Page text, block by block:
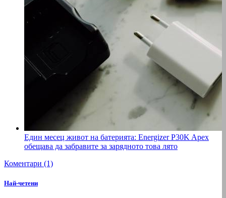
Един месец живот на батерията: Energizer P30K Apex
обещава да забравите за зарядното това лято
Коментари (1)
Най-четени